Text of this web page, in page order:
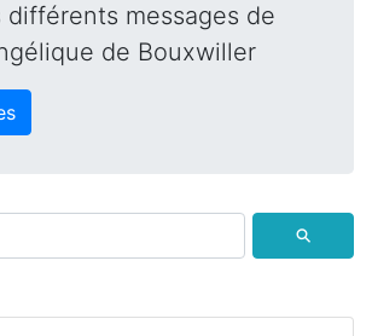
différents messages de
de Bouxwiller
⚲